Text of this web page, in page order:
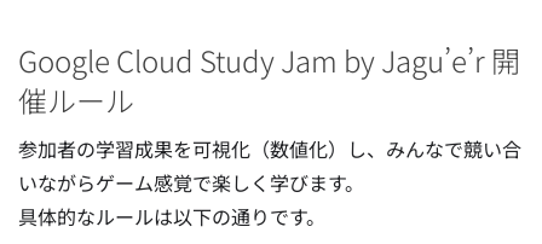
Google Cloud Study Jam by Jagu’e’r 開
催ルール
参加者の学習成果を可視化（数値化）し、みんなで競い合
いながらゲーム感覚で楽しく学びます。
具体的なルールは以下の通りです。